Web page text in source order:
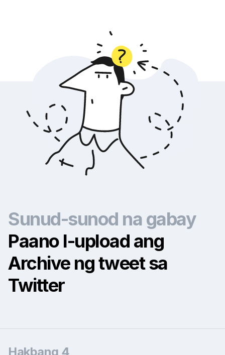
Sunud-sunod na gabay
Paano I-upload ang
Archive ng tweet sa
Twitter
Hakbang 4